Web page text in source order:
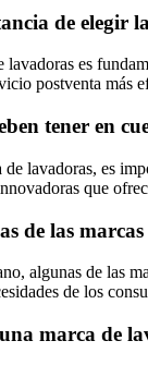
de elegir
es
postventa más
tener en
lavadoras, es
que
de las
algunas de las
de los
marca de